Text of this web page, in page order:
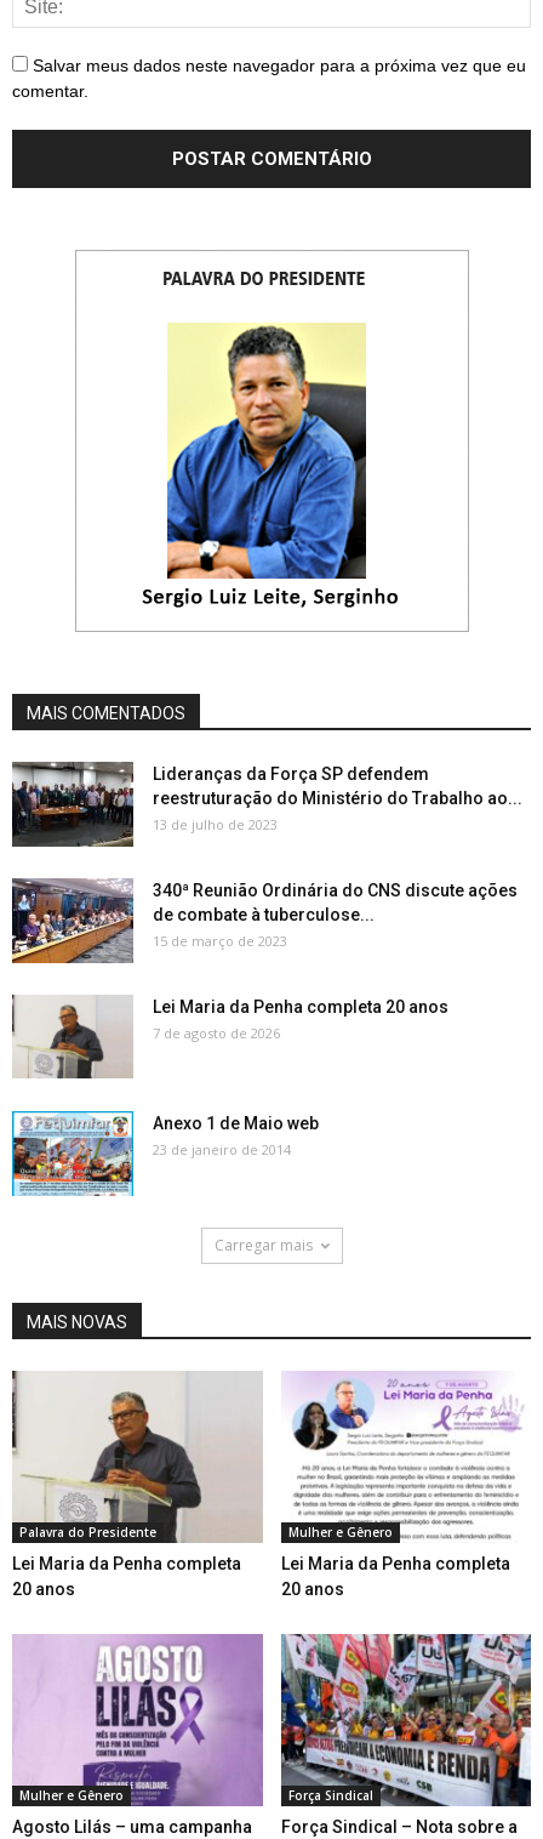
Salvar meus dados neste navegador para a próxima vez que eu
comentar.
MAIS COMENTADOS
Lideranças da Força SP defendem
reestruturação do Ministério do Trabalho ao...
13 de julho de 2023
340ª Reunião Ordinária do CNS discute ações
de combate à tuberculose...
15 de março de 2023
Lei Maria da Penha completa 20 anos
7 de agosto de 2026
Anexo 1 de Maio web
23 de janeiro de 2014
Carregar mais
MAIS NOVAS
Palavra do Presidente
Lei Maria da Penha completa
20 anos
Mulher e Gênero
Lei Maria da Penha completa
20 anos
Mulher e Gênero
Agosto Lilás – uma campanha
Força Sindical
Força Sindical – Nota sobre a